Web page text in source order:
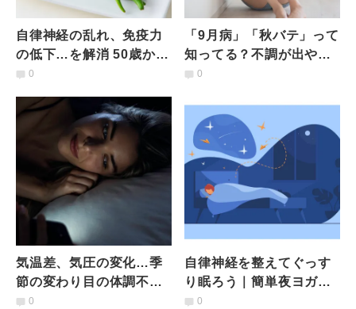
自律神経の乱れ、免疫力
の低下…を解消 50歳から
の腸を整えるヨガと食
0
「9月病」「秋バテ」って
知ってる？不調が出やす
い秋におすすめ簡単ヨガ
0
気温差、気圧の変化…季
節の変わり目の体調不良
から抜け出すための夜の
0
自律神経を整えてぐっす
り眠ろう｜簡単夜ヨガ３
ステップ
0